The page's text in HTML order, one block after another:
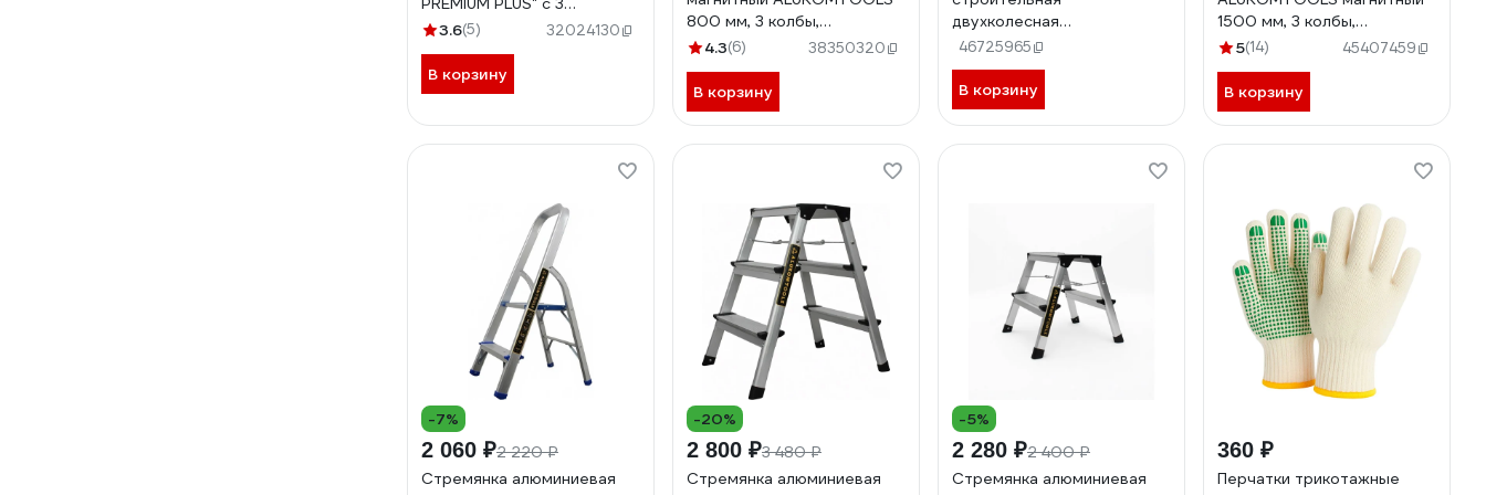
акриловыми индикаторами
3.6(5) 32024130
В корзину
800 мм, 3 колбы,
зеркальный глазок АТ-
4.3(6) 38350320
В корзину
двухколесная
ALUKOMTOOLS 240 кг,
объем 90 л АТ-ТСУ220
46725965
В корзину
1500 мм, 3 колбы,
зеркальный глазок АТ-
5(14) 45407459
В корзину
-7%
2 060 ₽2 220 ₽
Стремянка алюминиевая
-20%
2 800 ₽3 480 ₽
Стремянка алюминиевая
-5%
2 280 ₽2 400 ₽
Стремянка алюминиевая
360 ₽
Перчатки трикотажные